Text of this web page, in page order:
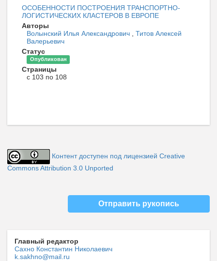
ОСОБЕННОСТИ ПОСТРОЕНИЯ ТРАНСПОРТНО-
ЛОГИСТИЧЕСКИХ КЛАСТЕРОВ В ЕВРОПЕ
Авторы
Волынский Илья Александрович
Титов Алексей
Валерьевич
Статус
Опубликован
Страницы
с 103 по 108
Контент доступен под лицензией Creative
Commons Attribution 3.0 Unported
Отправить рукопись
Главный редактор
Сахно Константин Николаевич
k.sakhno@mail.ru